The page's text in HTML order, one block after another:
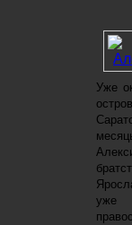
Уже
уже